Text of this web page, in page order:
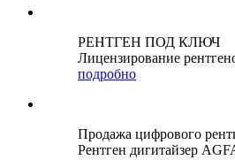
РЕНТГЕН ПОД КЛЮЧ
Лицензирование
подробно
Продажа цифрового
Рентген дигитайзер